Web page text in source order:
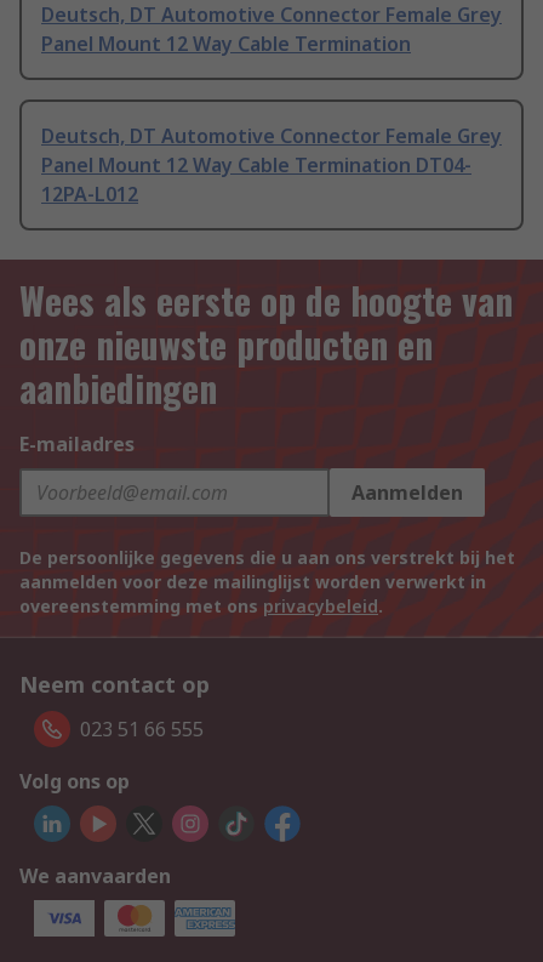
Deutsch, DT Automotive Connector Female Grey
Panel Mount 12 Way Cable Termination
Deutsch, DT Automotive Connector Female Grey
Panel Mount 12 Way Cable Termination DT04-
12PA-L012
Wees als eerste op de hoogte van
onze nieuwste producten en
aanbiedingen
E-mailadres
Aanmelden
De persoonlijke gegevens die u aan ons verstrekt bij het
aanmelden voor deze mailinglijst worden verwerkt in
overeenstemming met ons privacybeleid.
Neem contact op
023 51 66 555
Volg ons op
We aanvaarden